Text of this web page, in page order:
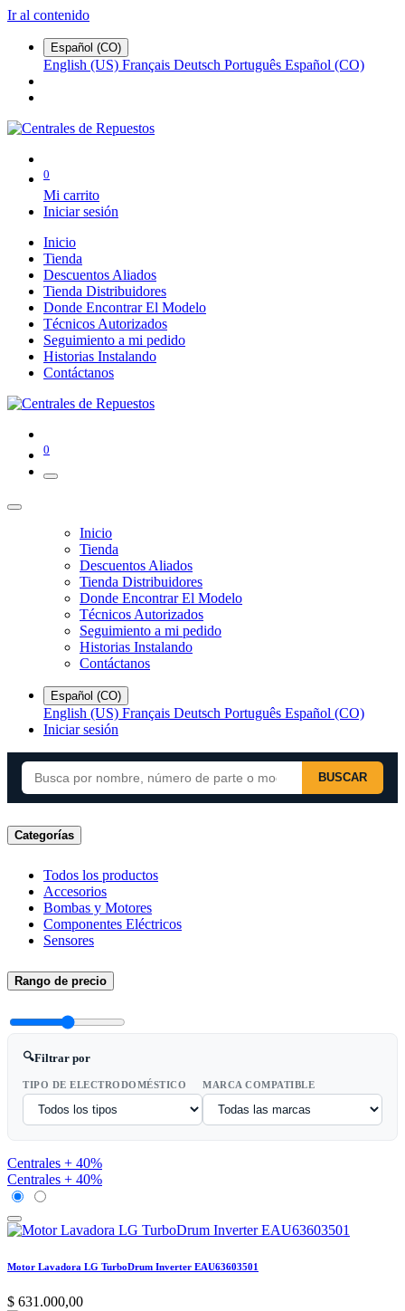
Ir al contenido
Español (CO)
English (US) Français Deutsch Português Español (CO)
0
Mi carrito
Iniciar sesión
Inicio
Tienda
Descuentos Aliados
Tienda Distribuidores
Donde Encontrar El Modelo
Técnicos Autorizados
Seguimiento a mi pedido
Historias Instalando
Contáctanos
0
Inicio
Tienda
Descuentos Aliados
Tienda Distribuidores
Donde Encontrar El Modelo
Técnicos Autorizados
Seguimiento a mi pedido
Historias Instalando
Contáctanos
Español (CO)
English (US) Français Deutsch Português Español (CO)
Iniciar sesión
BUSCAR
Categorías
Todos los productos
Accesorios
Bombas y Motores
Componentes Eléctricos
Sensores
Rango de precio
🔍Filtrar por
TIPO DE ELECTRODOMÉSTICO MARCA COMPATIBLE
Centrales + 40%
Centrales + 40%
Motor Lavadora LG TurboDrum Inverter EAU63603501
$ 631.000,00